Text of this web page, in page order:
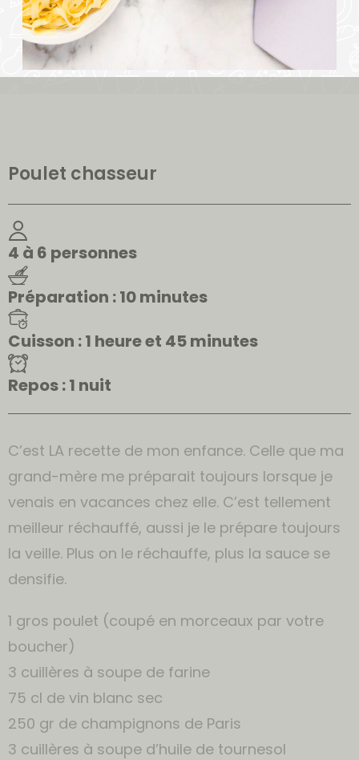
Poulet chasseur
4 à 6 personnes
Préparation : 10 minutes
Cuisson : 1 heure et 45 minutes
Repos : 1 nuit
C’est LA recette de mon enfance. Celle que ma
grand-mère me préparait toujours lorsque je
venais en vacances chez elle. C’est tellement
meilleur réchauffé, aussi je le prépare toujours
la veille. Plus on le réchauffe, plus la sauce se
densifie.
1 gros poulet (coupé en morceaux par votre
boucher)
3 cuillères à soupe de farine
75 cl de vin blanc sec
250 gr de champignons de Paris
3 cuillères à soupe d’huile de tournesol